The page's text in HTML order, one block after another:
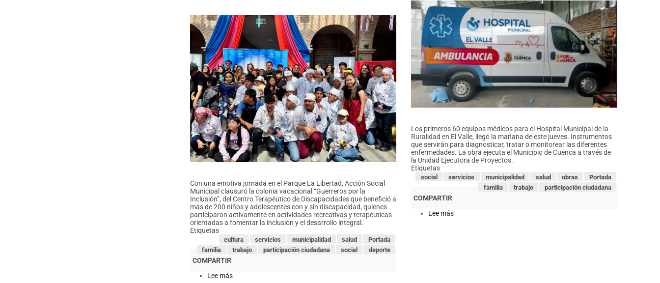
con
parroquias
rurales
Con una emotiva jornada en el Parque La Libertad, Acción Social
Municipal clausuró la colonia vacacional “Guerreros por la
Inclusión”, del Centro Terapéutico de Discapacidades que benefició a
más de 200 niños y adolescentes con y sin discapacidad, quienes
participaron activamente en actividades recreativas y terapéuticas
orientadas a fomentar la inclusión y el desarrollo integral.
Etiquetas
Portada
salud
municipalidad
servicios
cultura
deporte
social
participación ciudadana
trabajo
familia
Lee más
Los primeros 60 equipos médicos para el Hospital Municipal de la
Ruralidad en El Valle, llegó la mañana de este jueves. Instrumentos
que servirán para diagnosticar, tratar o monitorear las diferentes
enfermedades. La obra ejecuta el Municipio de Cuenca a través de
la Unidad Ejecutora de Proyectos.
Etiquetas
Portada
obras
salud
municipalidad
servicios
social
participación ciudadana
trabajo
familia
Lee más